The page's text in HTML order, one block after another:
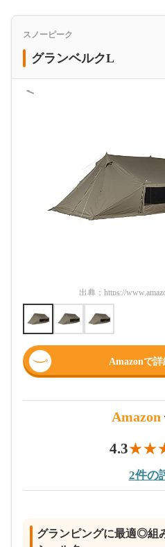
スノーピーク
グランベルクL
＜
出典： https://
Amazonで
Amazon
4.3
2件の
グランピングに最適◎組